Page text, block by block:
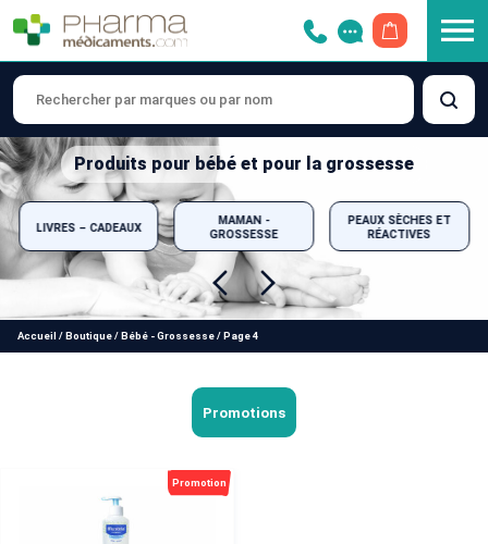
Produits pour bébé et pour la grossesse
LIVRES – CADEAUX
MAMAN -
GROSSESSE
PEAUX SÈCHES ET
RÉACTIVES
Accueil / Boutique/ Bébé - Grossesse/ Page 4
Promotions
Promotion